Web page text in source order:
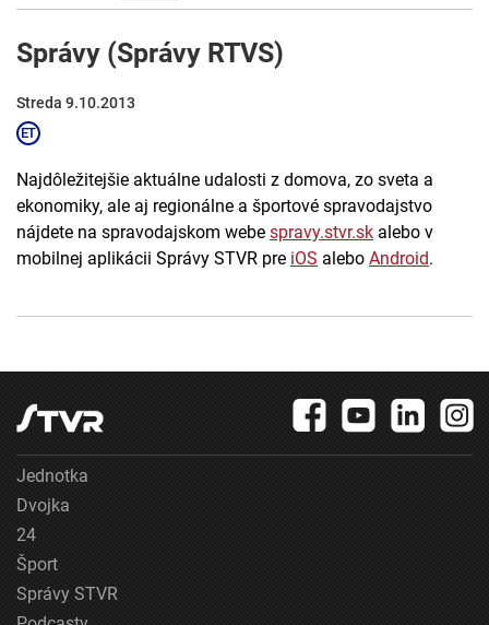
Správy (Správy RTVS)
Streda 9.10.2013
Najdôležitejšie aktuálne udalosti z domova, zo sveta a
ekonomiky, ale aj regionálne a športové spravodajstvo
nájdete na spravodajskom webe spravy.stvr.sk alebo v
mobilnej aplikácii Správy STVR pre iOS alebo Android.
Jednotka
Dvojka
24
Šport
Správy STVR